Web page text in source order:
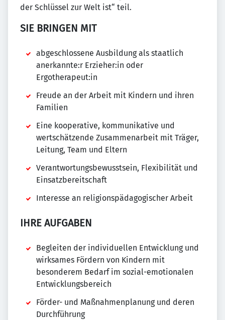
der Schlüssel zur Welt ist“ teil.
SIE BRINGEN MIT
abgeschlossene Ausbildung als staatlich
anerkannte:r Erzieher:in oder
Ergotherapeut:in
Freude an der Arbeit mit Kindern und ihren
Familien
Eine kooperative, kommunikative und
wertschätzende Zusammenarbeit mit Träger,
Leitung, Team und Eltern
Verantwortungsbewusstsein, Flexibilität und
Einsatzbereitschaft
Interesse an religionspädagogischer Arbeit
IHRE AUFGABEN
Begleiten der individuellen Entwicklung und
wirksames Fördern von Kindern mit
besonderem Bedarf im sozial-emotionalen
Entwicklungsbereich
Förder- und Maßnahmenplanung und deren
Durchführung